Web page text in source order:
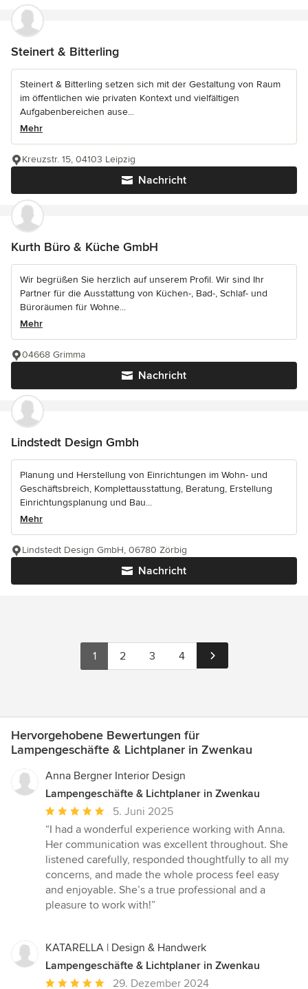
Steinert & Bitterling
Steinert & Bitterling setzen sich mit der Gestaltung von Raum
im öffentlichen wie privaten Kontext und vielfältigen
Aufgabenbereichen ause...
Mehr
Nachricht
Kreuzstr. 15, 04103 Leipzig
Kurth Büro & Küche GmbH
Wir begrüßen Sie herzlich auf unserem Profil. Wir sind Ihr
Partner für die Ausstattung von Küchen-, Bad-, Schlaf- und
Büroräumen für Wohne...
Mehr
Nachricht
04668 Grimma
Lindstedt Design Gmbh
Planung und Herstellung von Einrichtungen im Wohn- und
Geschäftsbreich, Komplettausstattung, Beratung, Erstellung
Einrichtungsplanung und Bau...
Mehr
Nachricht
Lindstedt Design GmbH, 06780 Zörbig
1 2 3 4
Hervorgehobene Bewertungen für
Lampengeschäfte & Lichtplaner in Zwenkau
Anna Bergner Interior Design
Lampengeschäfte & Lichtplaner in Zwenkau
Durchschnittliche
Bewertung:
5
von
5
Sternen
5. Juni 2025
“I had a wonderful experience working with Anna.
Her communication was excellent throughout. She
listened carefully, responded thoughtfully to all my
concerns, and made the whole process feel easy
and enjoyable. She’s a true professional and a
pleasure to work with!”
KATARELLA | Design & Handwerk
Lampengeschäfte & Lichtplaner in Zwenkau
Durchschnittliche29. Dezember 2024